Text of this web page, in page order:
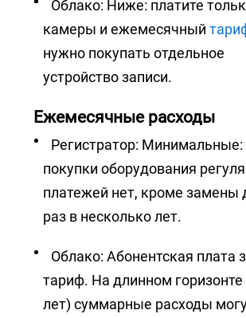
Облако: Ниже: платите только за
камеры и ежемесячный
нужно покупать отдельное
устройство записи.
Ежемесячные расходы
Регистратор: Минимальные: после
покупки оборудования
платежей нет, кроме замены
раз в несколько лет.
Облако: Абонентская плата за
тариф. На длинном
лет) суммарные расходы